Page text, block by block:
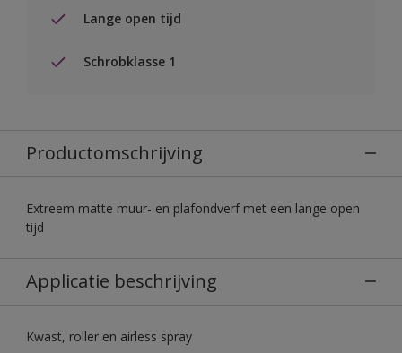
Lange open tijd
Schrobklasse 1
Productomschrijving
Extreem matte muur- en plafondverf met een lange open
tijd
Applicatie beschrijving
Kwast, roller en airless spray